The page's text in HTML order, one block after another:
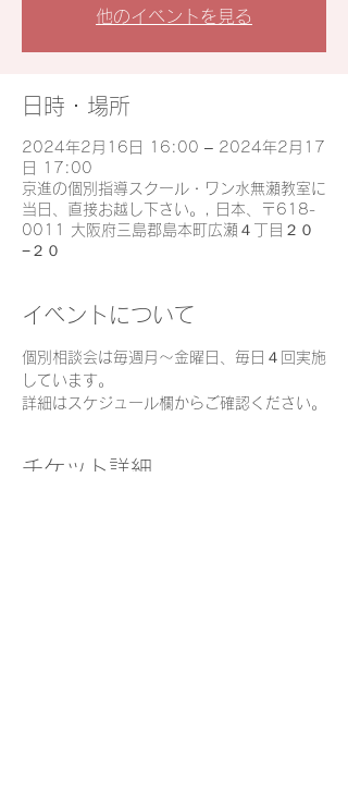
他のイベントを見る
日時・場所
2024年2月16日 16:00 – 2024年2月17
日 17:00
京進の個別指導スクール・ワン水無瀬教室に
当日、直接お越し下さい。, 日本、〒618-
0011 大阪府三島郡島本町広瀬４丁目２０
−２０
イベントについて
個別相談会は毎週月～金曜日、毎日４回実施
しています。
詳細はスケジュール欄からご確認ください。
チケット詳細